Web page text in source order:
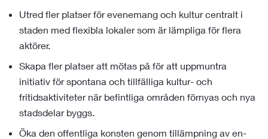
Utred fler platser för evenemang och kultur centralt i
staden med flexibla lokaler som är lämpliga för flera
aktörer.
Skapa fler platser att mötas på för att uppmuntra
initiativ för spontana och tillfälliga kultur- och
fritidsaktiviteter när befintliga områden förnyas och nya
stadsdelar byggs.
Öka den offentliga konsten genom tillämpning av en-